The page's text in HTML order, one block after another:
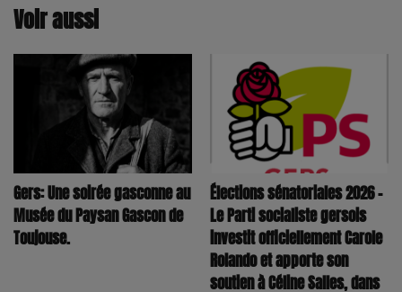
Voir aussi
Gers: Une soirée gasconne au
Musée du Paysan Gascon de
Toujouse.
Élections sénatoriales 2026 –
Le Parti socialiste gersois
investit officiellement Carole
Rolando et apporte son
soutien à Céline Salles, dans